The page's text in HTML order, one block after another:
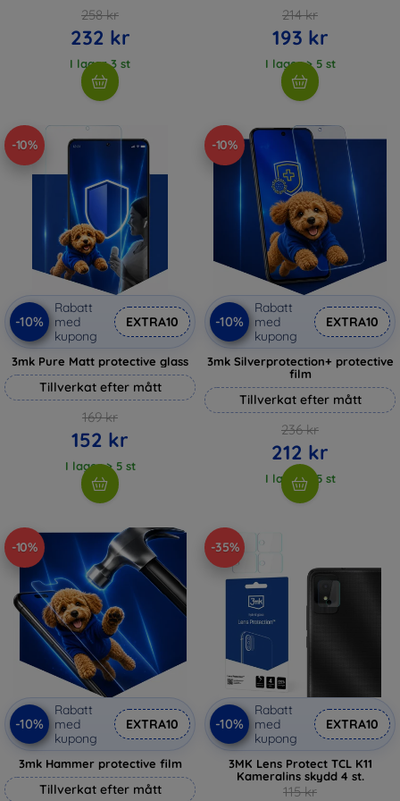
258 kr
232 kr
I lager 3 st
214 kr
193 kr
I lager > 5 st
-10%
-10%
Rabatt
med
kupong
EXTRA10
3mk Pure Matt protective glass
Tillverkat efter mått
169 kr
152 kr
I lager > 5 st
-10%
-10%
Rabatt
med
kupong
EXTRA10
3mk Silverprotection+ protective
film
Tillverkat efter mått
236 kr
212 kr
I lager > 5 st
-10%
-10%
Rabatt
med
kupong
EXTRA10
3mk Hammer protective film
Tillverkat efter mått
-35%
-10%
Rabatt
med
kupong
EXTRA10
3MK Lens Protect TCL K11
Kameralins skydd 4 st.
115 kr